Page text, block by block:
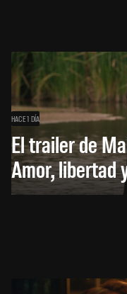
HACE 1 DÍA
El trailer de
Amor, libertad